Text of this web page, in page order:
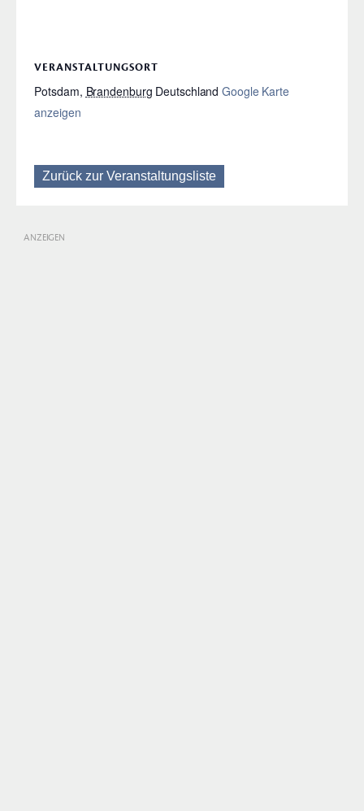
VERANSTALTUNGSORT
Potsdam, Brandenburg Deutschland Google Karte
anzeigen
Zurück zur Veranstaltungsliste
ANZEIGEN